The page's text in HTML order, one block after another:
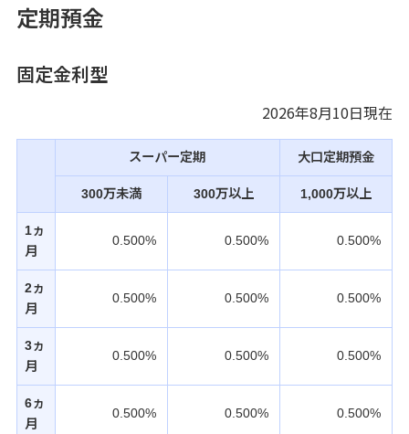
定期預金
固定金利型
2026年8月10日現在
スーパー定期 大口定期預金
300万未満 300万以上 1,000万以上
1ヵ
月
0.500% 0.500% 0.500%
2ヵ
月
0.500% 0.500% 0.500%
3ヵ
月
0.500% 0.500% 0.500%
6ヵ
月
0.500% 0.500% 0.500%